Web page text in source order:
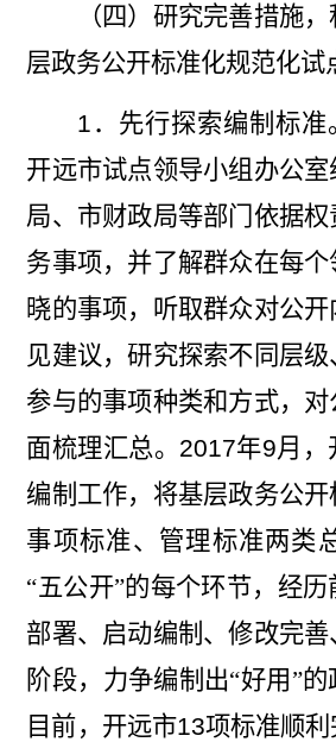
（四）研究完善措施
层政务公开标准化规范化试
1 ．先行探索编制标准
开远市试点领导小组办公
局、市财政局等部门依据
务事项，并了解群众在每
晓的事项，听取群众对公
见建议，研究探索不同层
参与的事项种类和方式，
面梳理汇总。 2017年9月，
编制工作，将基层政务公
事项标准、管理标准两类
“五公开”的每个环节， 经历
部署、启动编制、修改完
阶段，力争编制 出“好用”的
目前，开远市13项标准顺